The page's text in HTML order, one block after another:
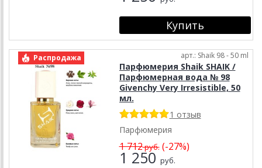
Распродажа арт.: Shaik 98 - 50 ml
Парфюмерия Shaik SHAIK /
Парфюмерная вода № 98
Givenchy Very Irresistible, 50
мл.
1 отзыв
Парфюмерия
1 712руб.(-27%)
1 250 руб.